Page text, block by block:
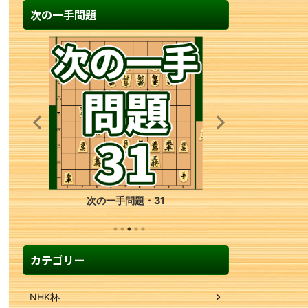
次の一手問題
次の一手問題・36
カテゴリー
NHK杯